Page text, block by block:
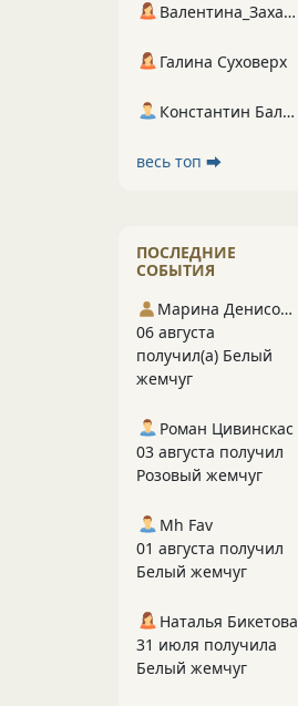
Валентина_Захарова
Галина Суховерх
Константин Балухта
весь топ ⮕
ПОСЛЕДНИЕ
СОБЫТИЯ
Марина Денисова 5
06 августа
получил(а) Белый
жемчуг
Роман Цивинскас
03 августа получил
Розовый жемчуг
Mh Fav
01 августа получил
Белый жемчуг
Наталья Бикетова
31 июля получила
Белый жемчуг